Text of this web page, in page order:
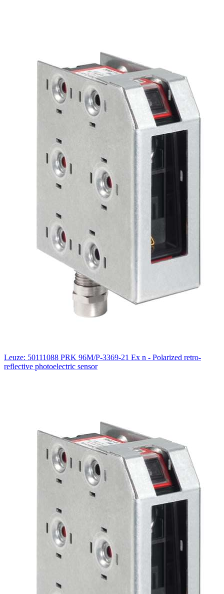
Leuze: 50111088 PRK 96M/P-3369-21 Ex n - Polarized retro-
reflective photoelectric sensor